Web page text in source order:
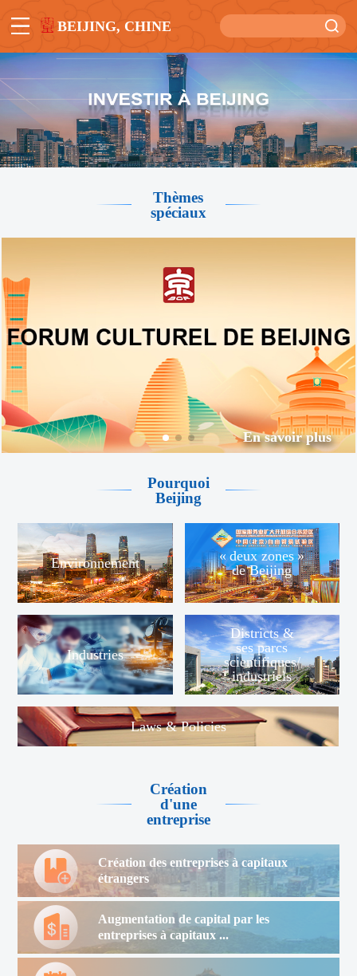
BEIJING, CHINE
Thèmes
spéciaux
En savoir plus
Pourquoi
Beijing
Environnement
« deux zones »
de Beijing
Industries
Districts &
ses parcs
scientifiques/
industriels
Laws & Policies
Création
d'une
entreprise
Création des entreprises à capitaux
étrangers
Augmentation de capital par les
entreprises à capitaux ...